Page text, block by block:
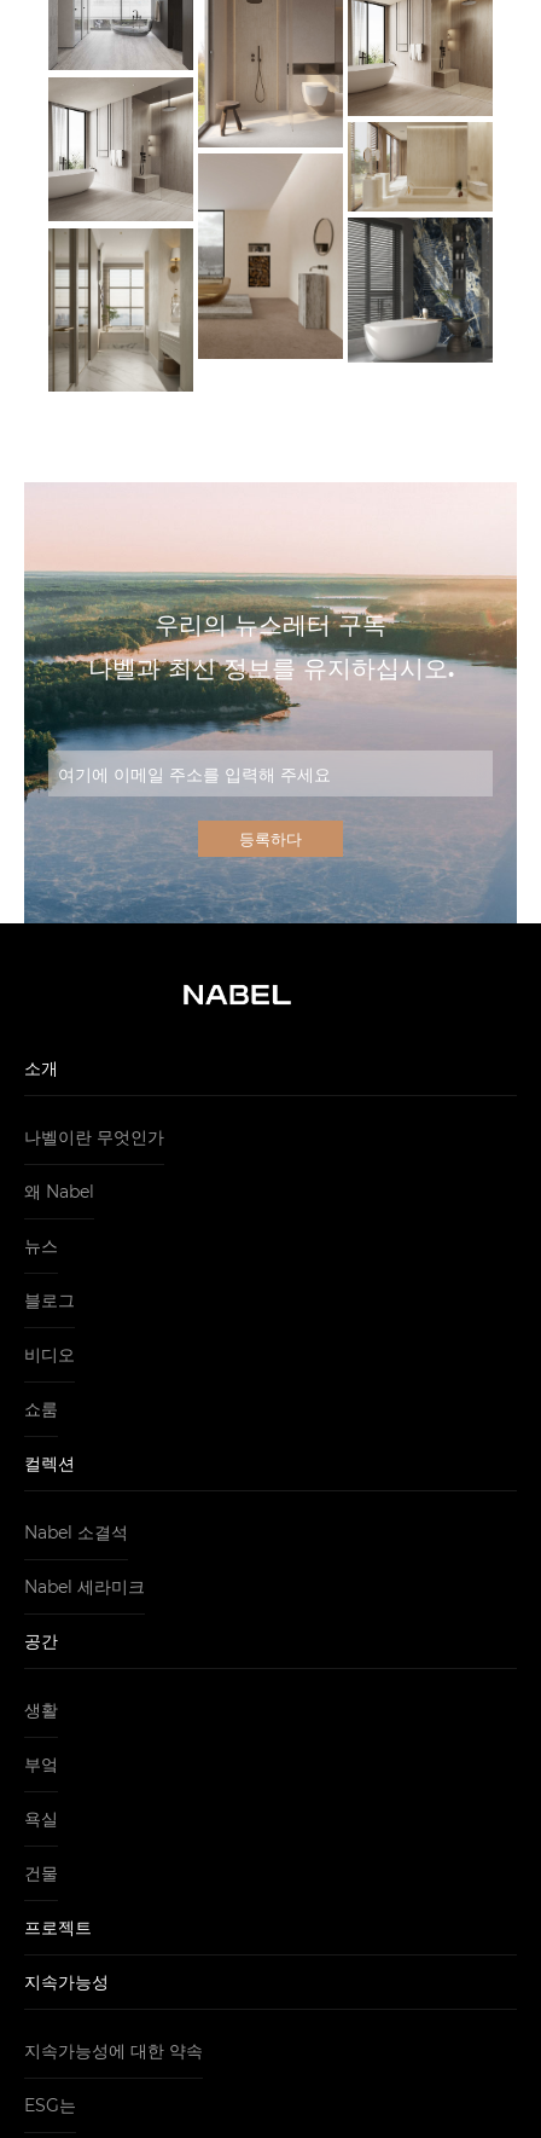
우리의 뉴스레터 구독
나벨과 최신 정보를 유지하십시오.
소개
나벨이란 무엇인가
왜 Nabel
뉴스
블로그
비디오
쇼룸
컬렉션
Nabel 소결석
Nabel 세라미크
공간
생활
부엌
욕실
건물
프로젝트
지속가능성
지속가능성에 대한 약속
ESG는